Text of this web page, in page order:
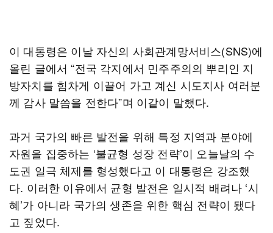
이 대통령은 이날 자신의 사회관계망서비스(SNS)에
올린 글에서 “전국 각지에서 민주주의의 뿌리인 지
방자치를 힘차게 이끌어 가고 계신 시도지사 여러분
께 감사 말씀을 전한다”며 이같이 말했다.
과거 국가의 빠른 발전을 위해 특정 지역과 분야에
자원을 집중하는 ‘불균형 성장 전략’이 오늘날의 수
도권 일극 체제를 형성했다고 이 대통령은 강조했
다. 이러한 이유에서 균형 발전은 일시적 배려나 ‘시
혜’가 아니라 국가의 생존을 위한 핵심 전략이 됐다
고 짚었다.